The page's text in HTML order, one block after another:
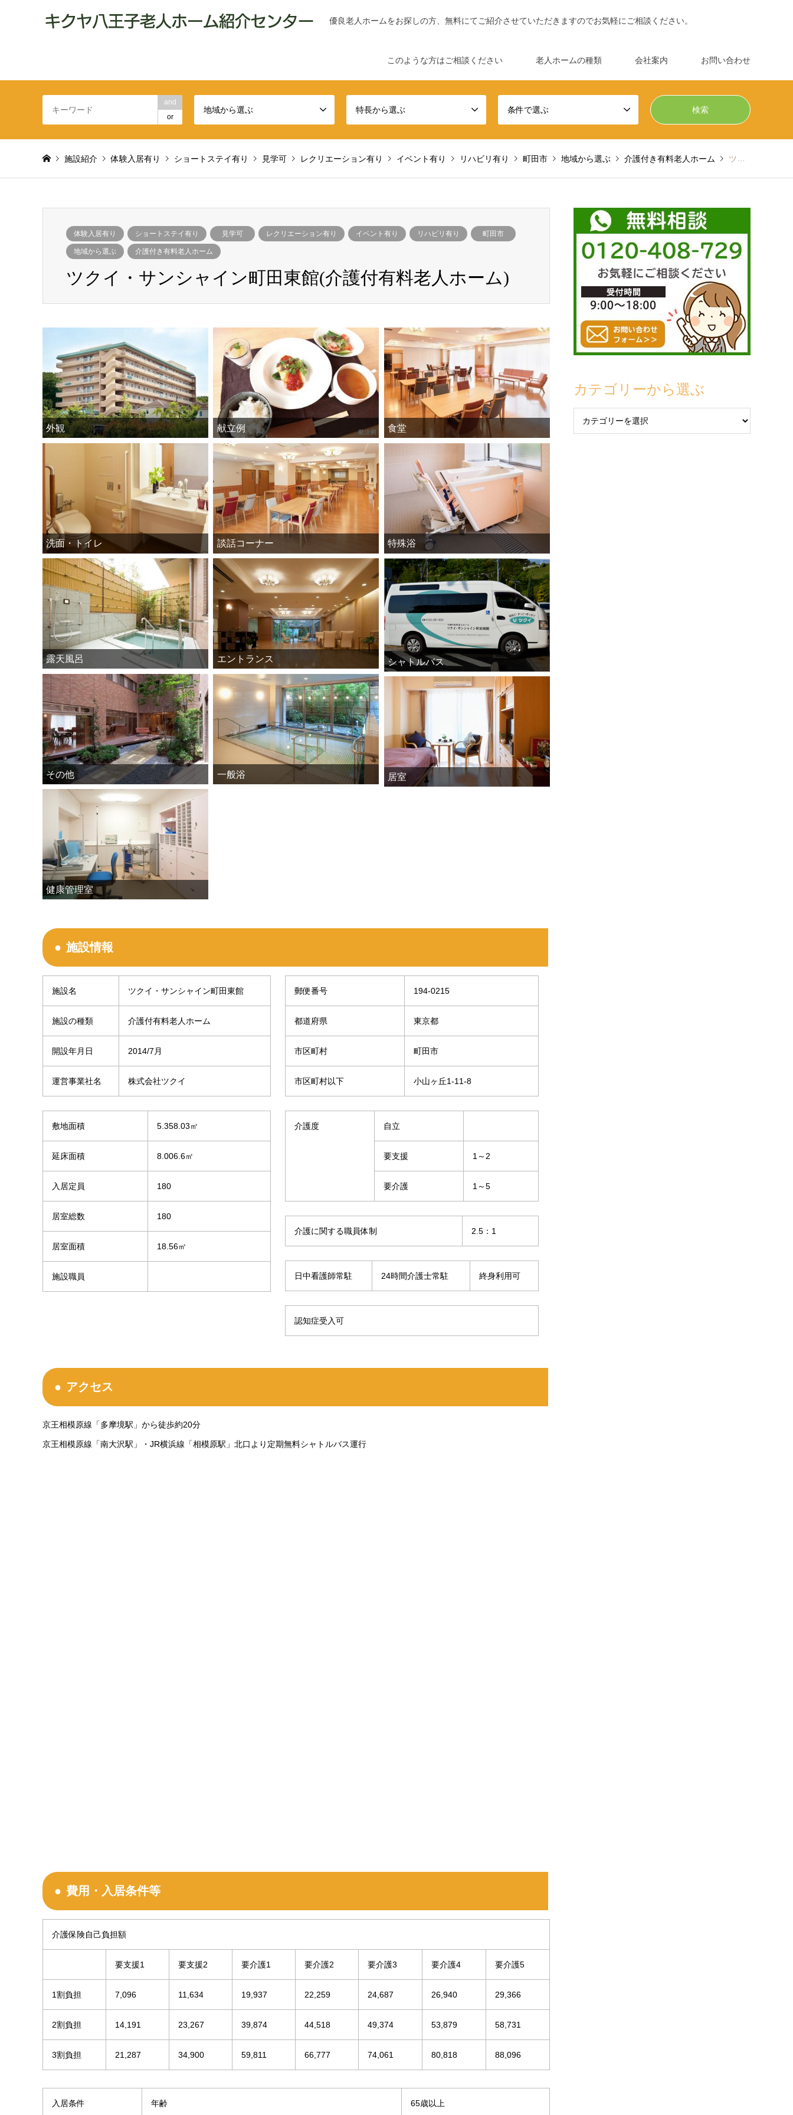
優良老人ホームをお探しの方、無料にてご紹介させていただきますのでお気軽にご相談ください。
このような方はご相談ください 老人ホームの種類 会社案内 お問い合わせ
and
or
地域から選ぶ 特長から選ぶ 条件で選ぶ
施設紹介 体験入居有り ショートステイ有り 見学可 レクリエーション有り イベント有り リハビリ有り 町田市 地域から選ぶ 介護付き有料老人ホーム ツクイ・サンシャイン町田東館(介護付有料老人ホーム)
体験入居有り ショートステイ有り 見学可 レクリエーション有り イベント有り リハビリ有り 町田市
地域から選ぶ 介護付き有料老人ホーム
ツクイ・サンシャイン町田東館(介護付有料老人ホーム)
外観 献立例 食堂
洗面・トイレ 談話コーナー 特殊浴
露天風呂 エントランス シャトルバス
その他 一般浴 居室
健康管理室
施設情報
施設名 ツクイ・サンシャイン町田東館
施設の種類 介護付有料老人ホーム
開設年月日 2014/7月
運営事業社名 株式会社ツクイ
郵便番号 194-0215
都道府県 東京都
市区町村 町田市
市区町村以下 小山ヶ丘1-11-8
敷地面積 5.358.03㎡
延床面積 8.006.6㎡
入居定員 180
居室総数 180
居室面積 18.56㎡
施設職員
介護度 自立
要支援 1～2
要介護 1～5
介護に関する職員体制 2.5：1
日中看護師常駐 24時間介護士常駐 終身利用可
認知症受入可
アクセス
京王相模原線「多摩境駅」から徒歩約20分
京王相模原線「南大沢駅」・JR横浜線「相模原駅」北口より定期無料シャトルバス運行
費用・入居条件等
介護保険自己負担額
要支援1 要支援2 要介護1 要介護2 要介護3 要介護4 要介護5
1割負担 7,096 11,634 19,937 22,259 24,687 26,940 29,366
2割負担 14,191 23,267 39,874 44,518 49,374 53,879 58,731
3割負担 21,287 34,900 59,811 66,777 74,061 80,818 88,096
入居条件 年齢 65歳以上
カテゴリーから選ぶ